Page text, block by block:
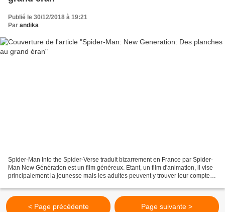
Publié le 30/12/2018 à 19:21
Par andika
Spider-Man Into the Spider-Verse traduit bizarrement en France par Spider-
Man New Génération est un film généreux. Etant, un film d'animation, il vise
principalement la jeunesse mais les adultes peuvent y trouver leur compte.
< Page précédente Page suivante >